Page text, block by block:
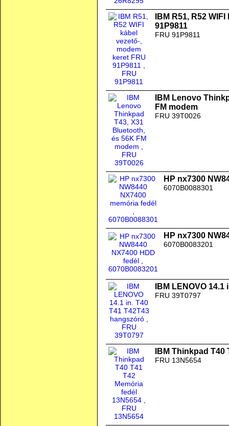
IBM R51, R52
91P9811
FRU 91P9811
IBM Lenovo
FM modem
FRU 39T0026
HP nx7300
6070B0088301
HP nx7300
6070B0083201
IBM LENOVO
FRU 39T0797
IBM Thinkpad T40
FRU 13N5654